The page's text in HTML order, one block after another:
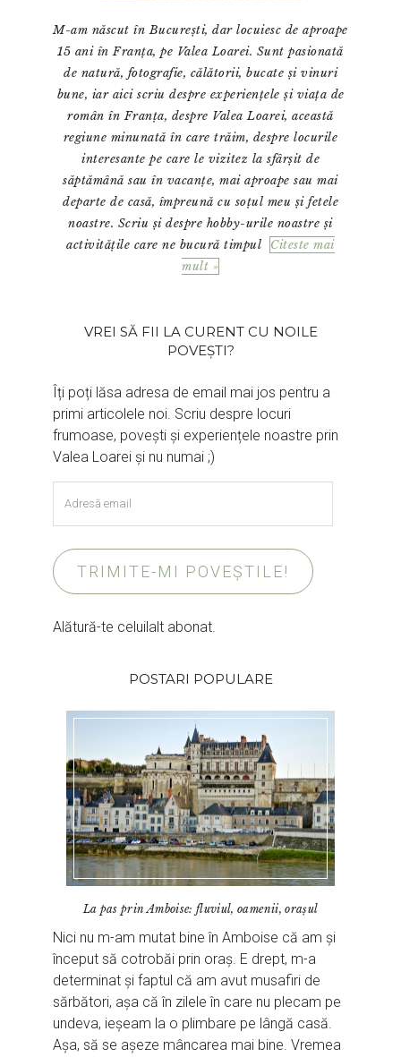
M-am născut în București, dar locuiesc de aproape
15 ani în Franța, pe Valea Loarei. Sunt pasionată
de natură, fotografie, călătorii, bucate și vinuri
bune, iar aici scriu despre experiențele și viața de
român în Franța, despre Valea Loarei, această
regiune minunată în care trăim, despre locurile
interesante pe care le vizitez la sfârșit de
săptămână sau în vacanțe, mai aproape sau mai
departe de casă, împreună cu soțul meu și fetele
noastre. Scriu și despre hobby-urile noastre și
activitățile care ne bucură timpul
Citeste mai
mult »
VREI SĂ FII LA CURENT CU NOILE
POVEȘTI?
Îți poți lăsa adresa de email mai jos pentru a
primi articolele noi. Scriu despre locuri
frumoase, povești și experiențele noastre prin
Valea Loarei și nu numai ;)
email
TRIMITE-MI POVEȘTILE!
Alătură-te celuilalt abonat.
POSTARI POPULARE
La pas prin Amboise: fluviul, oamenii, orașul
Nici nu m-am mutat bine în Amboise că am și
început să cotrobăi prin oraș. E drept, m-a
determinat și faptul că am avut musafiri de
sărbători, așa că în zilele în care nu plecam pe
undeva, ieșeam la o plimbare pe lângă casă.
Așa, să se așeze mâncarea mai bine. Vremea